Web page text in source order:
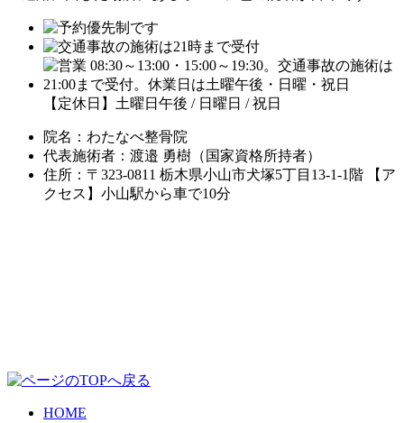
【定休日】土曜日午後 / 日曜日 / 祝日
院名：わたなべ整骨院
代表施術者：渡邉 勇樹（国家資格所持者）
住所：〒323-0811 栃木県小山市犬塚5丁目13-1-1階 【ア
クセス】小山駅から車で10分
HOME